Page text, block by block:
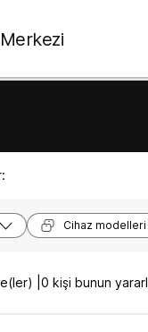
Cihaz modelleri
| 0 kişi bunun